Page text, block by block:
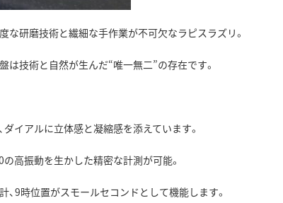
研磨技術と繊細な手作業が不可欠なラピスラズリ。
技術と自然が生んだ“唯一無二”の存在です。
イアルに立体感と凝縮感を添えています。
高振動を生かした精密な計測が可能。
9時位置がスモールセコンドとして機能します。